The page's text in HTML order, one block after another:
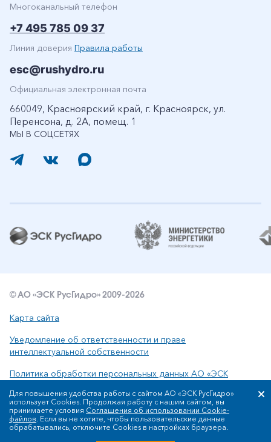
МЫ В СОЦСЕТЯХ
Многоканальный телефон
+7 495 785 09 37
Линия доверия Правила работы
esc@rushydro.ru
Официальная электронная почта
660049, Красноярский край, г. Красноярск, ул.
Перенсона, д. 2А, помещ. 1
© АО «ЭСК РусГидро» 2009-2026
Карта сайта
Уведомление об ответственности и праве
интеллектуальной собственности
Политика обработки персональных данных АО «ЭСК
Сообщить об ошибке: ctrl+enter
Для повышения удобства работы с сайтом АО «ЭСК РусГидро»
использует Cookies. Продолжая работу с нашим сайтом, вы
принимаете условия Соглашения об использовании Cookie-
файлов. Если вы не хотите, чтобы пользовательские данные
обрабатывались, отключите Cookies в настройках браузера.